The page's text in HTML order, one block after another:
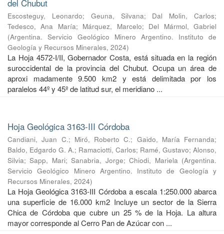
del Chubut
Escosteguy, Leonardo; Geuna, Silvana; Dal Molin, Carlos;
Tedesco, Ana María; Márquez, Marcelo; Del Mármol, Gabriel
(Argentina. Servicio Geológico Minero Argentino. Instituto de
Geología y Recursos Minerales, 2024)
La Hoja 4572-I/II, Gobernador Costa, está situada en la región
suroccidental de la provincia del Chubut. Ocupa un área de
aproxi madamente 9.500 km2 y está delimitada por los
paralelos 44º y 45º de latitud sur, el meridiano ...
Hoja Geológica 3163-III Córdoba
Candiani, Juan C.; Miró, Roberto C.; Gaido, María Fernanda;
Baldo, Edgardo G. A.; Ramaciotti, Carlos; Ramé, Gustavo; Alonso,
Silvia;Sapp, Mari;Sanabria, Jorge;Chiodi, Mariela (Argentina.
Servicio Geológico Minero Argentino. Instituto de Geología y
Recursos Minerales, 2024)
La Hoja Geológica 3163-III Córdoba a escala 1:250.000 abarca
una superficie de 16.000 km2 Incluye un sector de la Sierra
Chica de Córdoba que cubre un 25 % de la Hoja. La altura
mayor corresponde al Cerro Pan de Azúcar con ...